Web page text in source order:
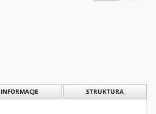
INFORMACJE STRUKTURA